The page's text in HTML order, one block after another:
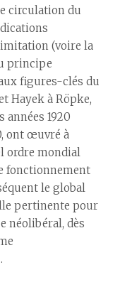
circulation du
(voire la
principe
figures-clés du
Hayek à Röpke,
1920
ont œuvré à
ordre mondial
fonctionnement
le global
pertinente pour
néolibéral, dès